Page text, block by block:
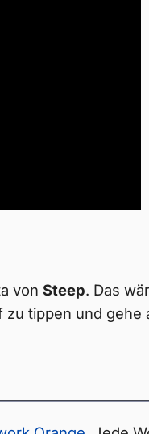
von Steep. Das
zu tippen und gehe